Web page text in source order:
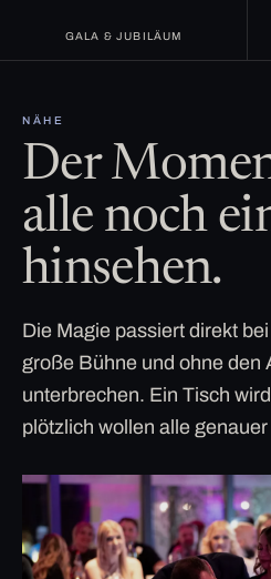
GALA & JUBILÄUM
NÄHE
Der
alle noch
hinsehen.
Die Magie passiert direkt
große Bühne und ohne den
unterbrechen. Ein Tisch
plötzlich wollen alle